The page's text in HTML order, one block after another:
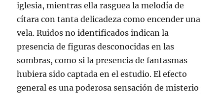
iglesia, mientras ella rasguea la melodía de
cítara con tanta delicadeza como encender una
vela. Ruidos no identificados indican la
presencia de figuras desconocidas en las
sombras, como si la presencia de fantasmas
hubiera sido captada en el estudio. El efecto
general es una poderosa sensación de misterio